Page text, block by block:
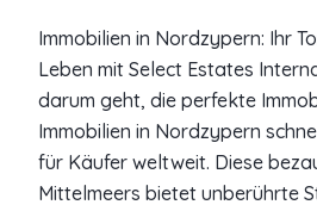
Immobilien in Nordzypern: Ihr
Leben mit Select Estates
darum geht, die perfekte
Immobilien in Nordzypern
für Käufer weltweit. Diese
Mittelmeers bietet unberührte